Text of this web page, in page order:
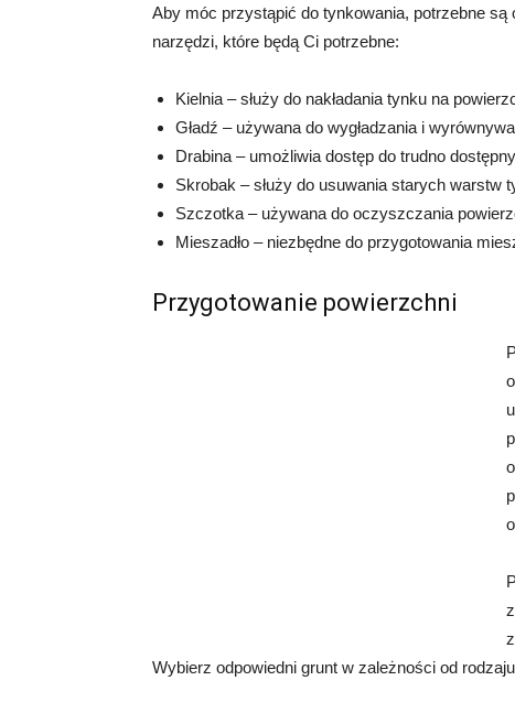
Aby móc przystąpić do tynkowania, potrzebne
narzędzi, które będą Ci potrzebne:
Kielnia – służy do nakładania tynku na
Gładź – używana do wygładzania i
Drabina – umożliwia dostęp do trudno
Skrobak – służy do usuwania starych warstw
Szczotka – używana do oczyszczania
Mieszadło – niezbędne do przygotowania
Przygotowanie powierzchni
Wybierz odpowiedni grunt w zależności od